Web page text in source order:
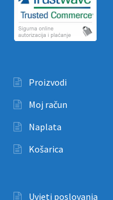
Proizvodi
Moj račun
Naplata
Košarica
Uvjeti poslovanja